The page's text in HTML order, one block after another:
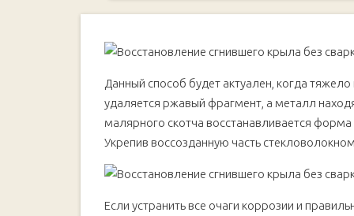
Данный способ будет актуален, когда
удаляется ржавый фрагмент, а металл
малярного скотча восстанавливается
Укрепив воссозданную часть
Если устранить все очаги коррозии и